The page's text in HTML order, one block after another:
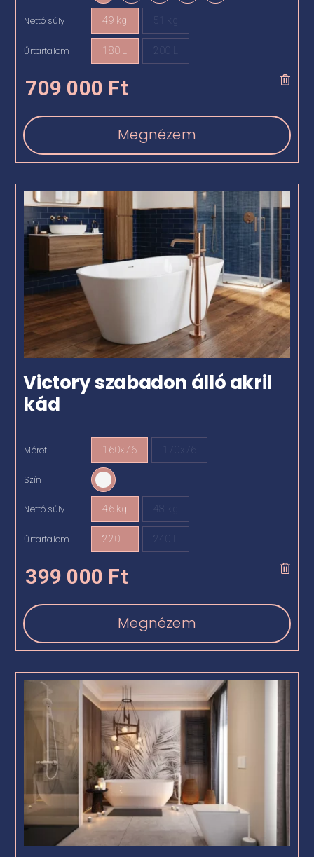
Nettó súly 49 kg 51 kg
Űrtartalom 180 L 200 L
709 000 Ft
Megnézem
Victory szabadon álló akril
kád
Méret 160x76 170x76
Szín
Nettó súly 46 kg 48 kg
Űrtartalom 220 L 240 L
399 000 Ft
Megnézem